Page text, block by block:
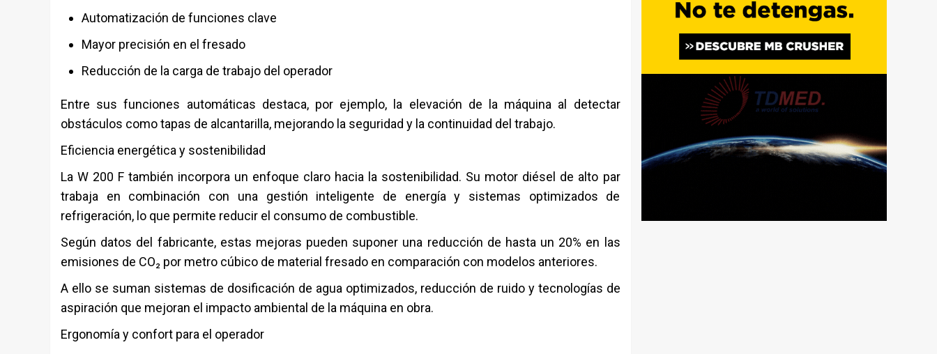
Automatización de funciones clave
Mayor precisión en el fresado
Reducción de la carga de trabajo del operador
Entre sus funciones automáticas destaca, por ejemplo, la elevación de la máquina al detectar
obstáculos como tapas de alcantarilla, mejorando la seguridad y la continuidad del trabajo.
Eficiencia energética y sostenibilidad
La W 200 F también incorpora un enfoque claro hacia la sostenibilidad. Su motor diésel de alto par
trabaja en combinación con una gestión inteligente de energía y sistemas optimizados de
refrigeración, lo que permite reducir el consumo de combustible.
Según datos del fabricante, estas mejoras pueden suponer una reducción de hasta un 20% en las
emisiones de CO₂ por metro cúbico de material fresado en comparación con modelos anteriores.
A ello se suman sistemas de dosificación de agua optimizados, reducción de ruido y tecnologías de
aspiración que mejoran el impacto ambiental de la máquina en obra.
Ergonomía y confort para el operador